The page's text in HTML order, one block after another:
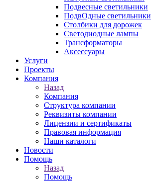
Подвесные светильники
ПодвОдные светильники
Столбики для дорожек
Светодиодные лампы
Трансформаторы
Аксессуары
Услуги
Проекты
Компания
Назад
Компания
Структура компании
Реквизиты компании
Лицензии и сертификаты
Правовая информация
Наши каталоги
Новости
Помощь
Назад
Помощь